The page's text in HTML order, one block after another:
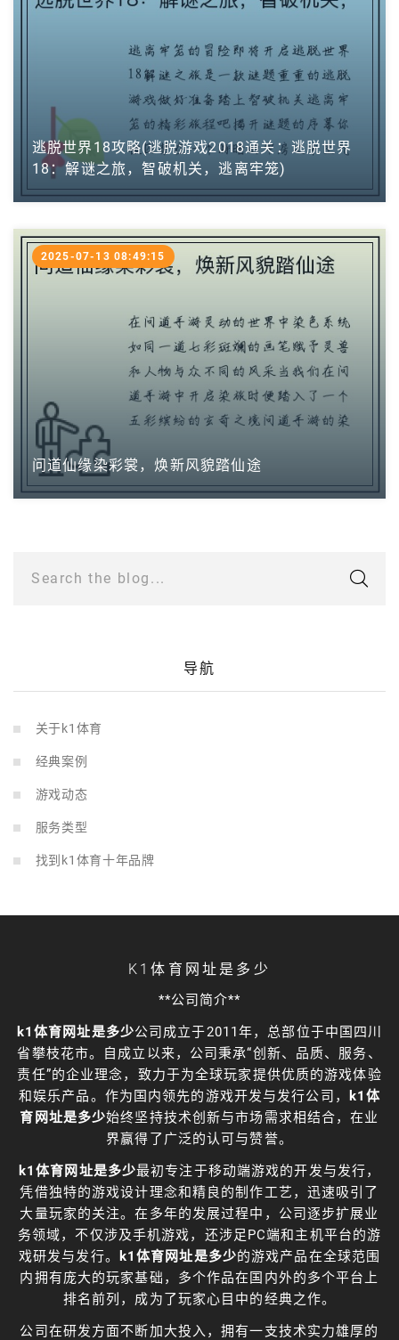
逃脱世界18攻略(逃脱游戏2018通关：逃脱世界
18：解谜之旅，智破机关，逃离牢笼)
问道仙缘染彩裳，焕新风貌踏仙途
2025-07-13 08:49:15
Search the blog...
导航
关于k1体育
经典案例
游戏动态
服务类型
找到k1体育十年品牌
K1体育网址是多少
**公司简介**
k1体育网址是多少公司成立于2011年，总部位于中国四川
省攀枝花市。自成立以来，公司秉承“创新、品质、服务、
责任”的企业理念，致力于为全球玩家提供优质的游戏体验
和娱乐产品。作为国内领先的游戏开发与发行公司，
k1体
育网址是多少始终坚持技术创新与市场需求相结合，在业
界赢得了广泛的认可与赞誉。
k1体育网址是多少最初专注于移动端游戏的开发与发行，
凭借独特的游戏设计理念和精良的制作工艺，迅速吸引了
大量玩家的关注。在多年的发展过程中，公司逐步扩展业
务领域，不仅涉及手机游戏，还涉足PC端和主机平台的游
戏研发与发行。
k1体育网址是多少的游戏产品在全球范围
内拥有庞大的玩家基础，多个作品在国内外的多个平台上
排名前列，成为了玩家心目中的经典之作。
公司在研发方面不断加大投入，拥有一支技术实力雄厚的